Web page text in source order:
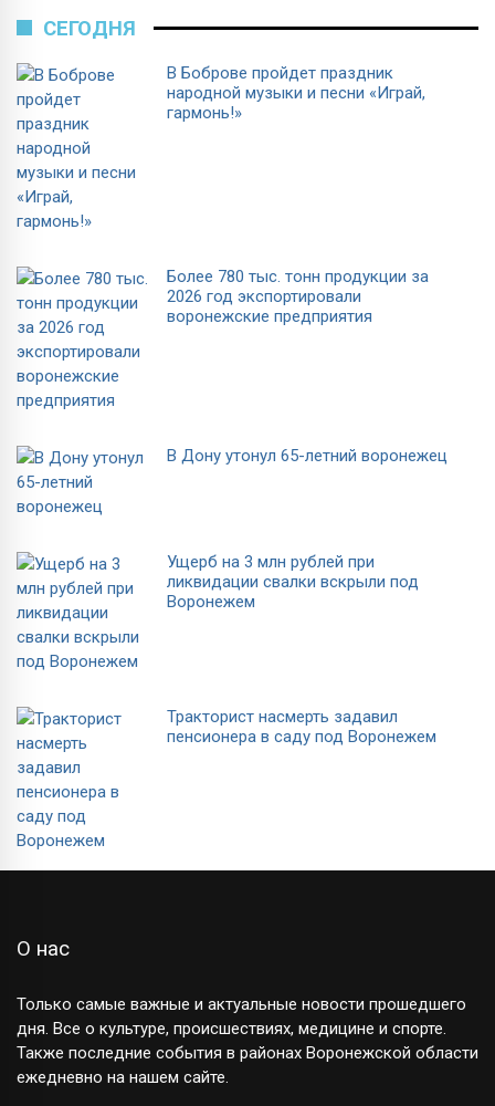
СЕГОДНЯ
В Боброве пройдет праздник
народной музыки и песни «Играй,
гармонь!»
Более 780 тыс. тонн продукции за
2026 год экспортировали
воронежские предприятия
В Дону утонул 65-летний воронежец
Ущерб на 3 млн рублей при
ликвидации свалки вскрыли под
Воронежем
Тракторист насмерть задавил
пенсионера в саду под Воронежем
О нас
Только самые важные и актуальные новости прошедшего
дня. Все о культуре, происшествиях, медицине и спорте.
Также последние события в районах Воронежской области
ежедневно на нашем сайте.